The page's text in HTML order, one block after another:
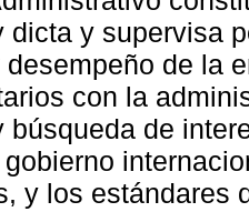
dicta y supervisa
de la
con la
búsqueda de
y los estándares